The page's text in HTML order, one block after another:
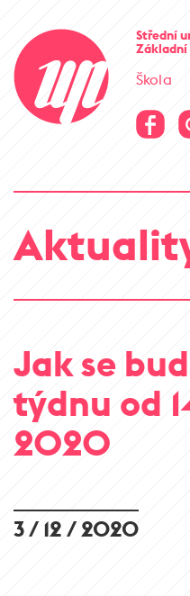
Střední
Základní
Škola
Virtuální
Jak se
týdnu od
2020
3 / 12 / 2020